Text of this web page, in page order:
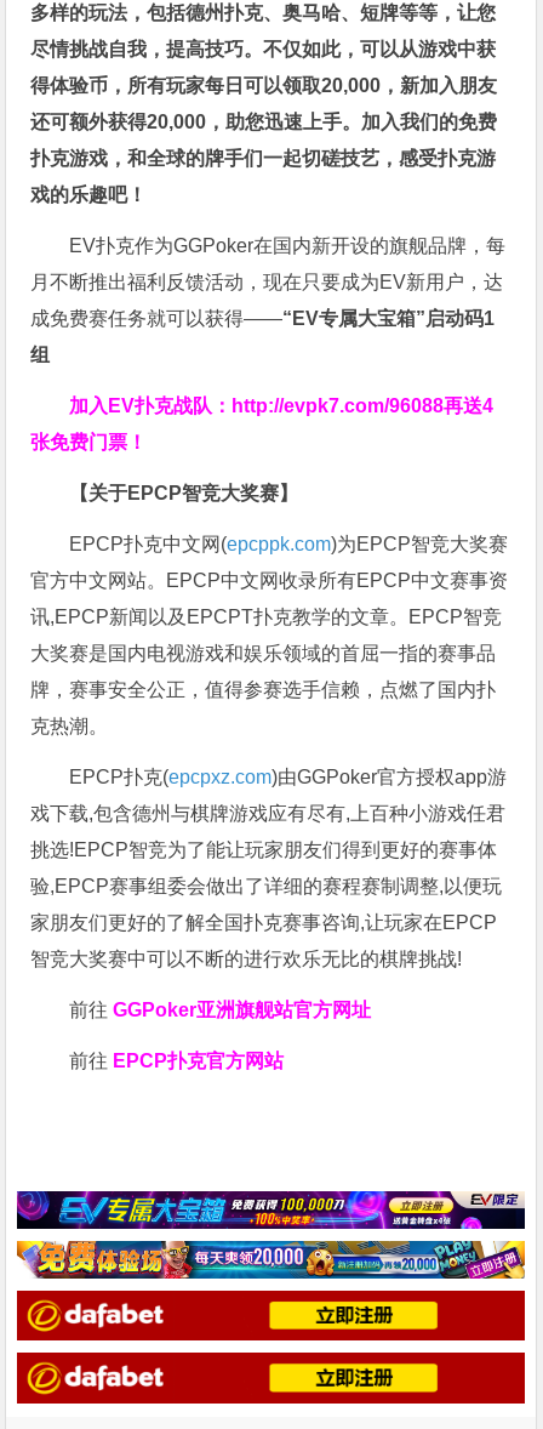
多样的玩法，包括德州扑克、奥马哈、短牌等等，让您
尽情挑战自我，提高技巧。不仅如此，可以从游戏中获
得体验币，所有玩家每日可以领取20,000，新加入朋友
还可额外获得20,000，助您迅速上手。 加入我们的免费
扑克游戏，和全球的牌手们一起切磋技艺，感受扑克游
戏的乐趣吧！
EV扑克作为GGPoker在国内新开设的旗舰品牌，每
月不断推出福利反馈活动，现在只要成为EV新用户，达
成免费赛任务就可以获得——“EV专属大宝箱”启动码1
组
加入EV扑克战队： http://evpk7.com/96088再送4
张免费门票！
【关于EPCP智竞大奖赛】
EPCP扑克中文网(epcppk.com)为EPCP智竞大奖赛
官方中文网站。EPCP中文网收录所有EPCP中文赛事资
讯,EPCP新闻以及EPCPT扑克教学的文章。EPCP智竞
大奖赛是国内电视游戏和娱乐领域的首屈一指的赛事品
牌，赛事安全公正，值得参赛选手信赖，点燃了国内扑
克热潮。
EPCP扑克(epcpxz.com)由GGPoker官方授权app游
戏下载,包含德州与棋牌游戏应有尽有,上百种小游戏任君
挑选!EPCP智竞为了能让玩家朋友们得到更好的赛事体
验,EPCP赛事组委会做出了详细的赛程赛制调整,以便玩
家朋友们更好的了解全国扑克赛事咨询,让玩家在EPCP
智竞大奖赛中可以不断的进行欢乐无比的棋牌挑战!
前往GGPoker亚洲旗舰站官方网址
前往 EPCP扑克官方网站